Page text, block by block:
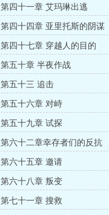
第四十一章 艾玛琳出逃
第四十四章 亚里托斯的阴谋
第四十七章 穿越人的目的
第五十章 半夜作战
第五十三 追击
第五十六章 对峙
第五十九章 试探
第六十二章幸存者们的反抗
第六十五章 邀请
第六十八章 叛变
第七十一章 搜救